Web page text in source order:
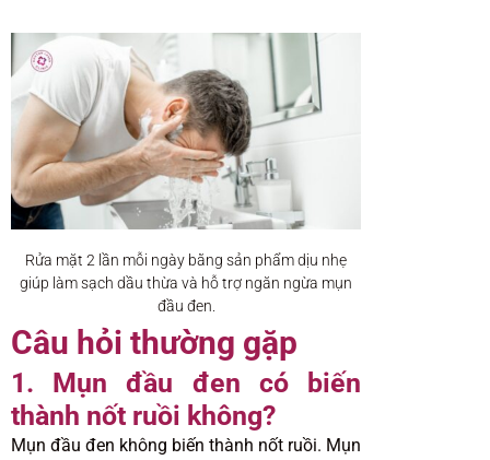
Rửa mặt 2 lần mỗi ngày bằng sản phẩm dịu nhẹ
giúp làm sạch dầu thừa và hỗ trợ ngăn ngừa mụn
đầu đen.
Câu hỏi thường gặp
1. Mụn đầu đen có biến
thành nốt ruồi không?
Mụn đầu đen không biến thành nốt ruồi. Mụn